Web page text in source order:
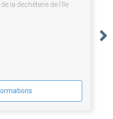
la dechèterie de l'Ile